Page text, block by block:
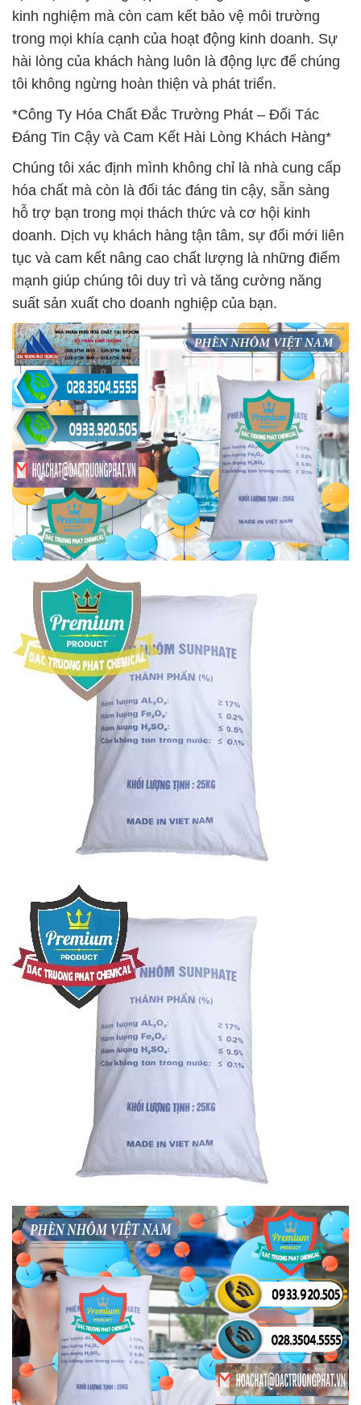
kinh nghiệm mà còn cam kết bảo vệ môi trường
trong mọi khía cạnh của hoạt động kinh doanh. Sự
hài lòng của khách hàng luôn là động lực để chúng
tôi không ngừng hoàn thiện và phát triển.
*Công Ty Hóa Chất Đắc Trường Phát – Đối Tác
Đáng Tin Cậy và Cam Kết Hài Lòng Khách Hàng*
Chúng tôi xác định mình không chỉ là nhà cung cấp
hóa chất mà còn là đối tác đáng tin cậy, sẵn sàng
hỗ trợ bạn trong mọi thách thức và cơ hội kinh
doanh. Dịch vụ khách hàng tận tâm, sự đổi mới liên
tục và cam kết nâng cao chất lượng là những điểm
mạnh giúp chúng tôi duy trì và tăng cường năng
suất sản xuất cho doanh nghiệp của bạn.